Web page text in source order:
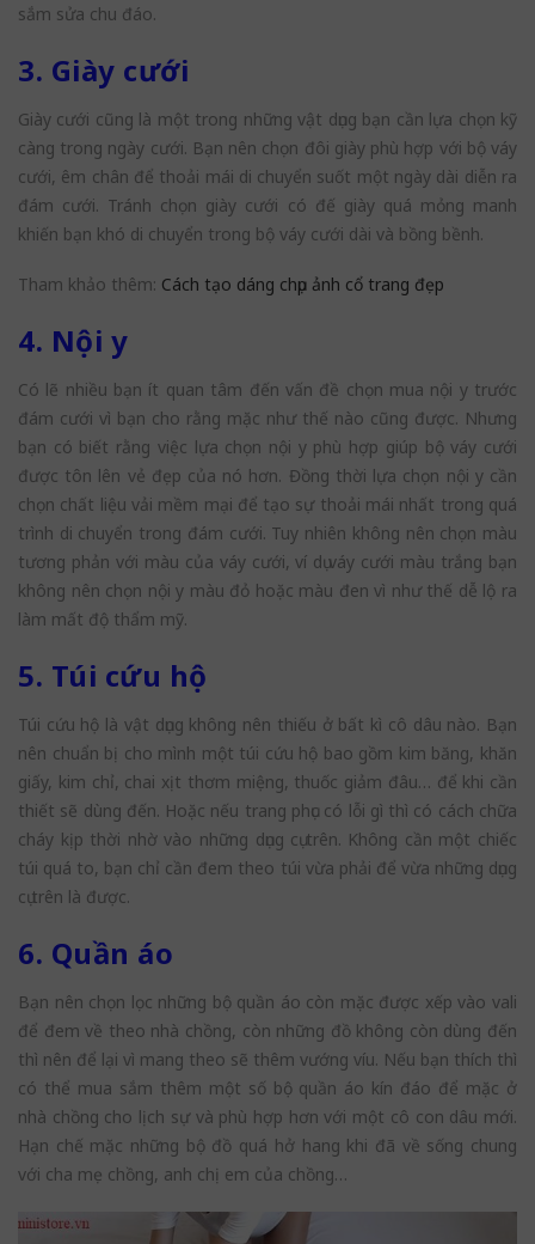
sắm sửa chu đáo.
3. Giày cưới
Giày cưới cũng là một trong những vật dụng bạn cần lựa chọn kỹ
càng trong ngày cưới. Bạn nên chọn đôi giày phù hợp với bộ váy
cưới, êm chân để thoải mái di chuyển suốt một ngày dài diễn ra
đám cưới. Tránh chọn giày cưới có đế giày quá mỏng manh
khiến bạn khó di chuyển trong bộ váy cưới dài và bồng bềnh.
Tham khảo thêm: Cách tạo dáng chụp ảnh cổ trang đẹp
4. Nội y
Có lẽ nhiều bạn ít quan tâm đến vấn đề chọn mua nội y trước
đám cưới vì bạn cho rằng mặc như thế nào cũng được. Nhưng
bạn có biết rằng việc lựa chọn nội y phù hợp giúp bộ váy cưới
được tôn lên vẻ đẹp của nó hơn. Đồng thời lựa chọn nội y cần
chọn chất liệu vải mềm mại để tạo sự thoải mái nhất trong quá
trình di chuyển trong đám cưới. Tuy nhiên không nên chọn màu
tương phản với màu của váy cưới, ví dụ váy cưới màu trắng bạn
không nên chọn nội y màu đỏ hoặc màu đen vì như thế dễ lộ ra
làm mất độ thẩm mỹ.
5. Túi cứu hộ
Túi cứu hộ là vật dụng không nên thiếu ở bất kì cô dâu nào. Bạn
nên chuẩn bị cho mình một túi cứu hộ bao gồm kim băng, khăn
giấy, kim chỉ, chai xịt thơm miệng, thuốc giảm đâu… để khi cần
thiết sẽ dùng đến. Hoặc nếu trang phục có lỗi gì thì có cách chữa
cháy kịp thời nhờ vào những dụng cụ trên. Không cần một chiếc
túi quá to, bạn chỉ cần đem theo túi vừa phải để vừa những dụng
cụ trên là được.
6. Quần áo
Bạn nên chọn lọc những bộ quần áo còn mặc được xếp vào vali
để đem về theo nhà chồng, còn những đồ không còn dùng đến
thì nên để lại vì mang theo sẽ thêm vướng víu. Nếu bạn thích thì
có thể mua sắm thêm một số bộ quần áo kín đáo để mặc ở
nhà chồng cho lịch sự và phù hợp hơn với một cô con dâu mới.
Hạn chế mặc những bộ đồ quá hở hang khi đã về sống chung
với cha mẹ chồng, anh chị em của chồng…